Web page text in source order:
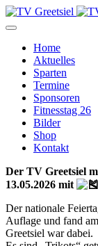
Home
Aktuelles
Sparten
Termine
Sponsoren
Fitnesstag 26
Bilder
Shop
Kontakt
Der TV Greetsiel
13.05.2026 mit
Der nationale
Auflage und fand
Greetsiel war dabei.